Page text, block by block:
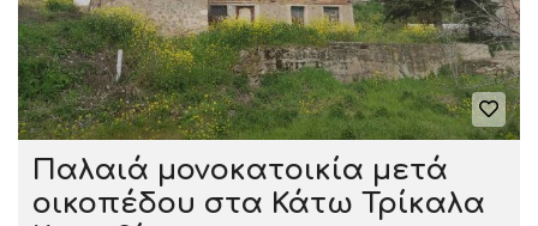
Παλαιά μονοκατοικία μετά
οικοπέδου στα Κάτω Τρίκαλα